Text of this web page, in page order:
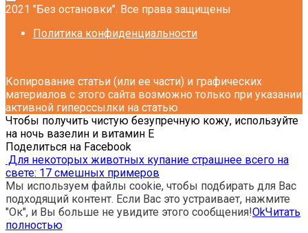
2021 "Без остановки". Все права защищены
Политика конфиденциальности
Копирование статьи (или ее части) и графических
материалов с этого сайта возможно только при указании
активной гиперссылки на статью
Чтобы получить чистую безупречную кожу, используйте
на ночь вазелин и витамин E
Поделиться на Facebook
Для некоторых животных купание страшнее всего на
свете: 17 смешных примеров
Мы используем файлы cookie, чтобы подбирать для Вас
подходящий контент. Если Вас это устраивает, нажмите
"Ок", и Вы больше не увидите этого сообщения!OkЧитать
полностью